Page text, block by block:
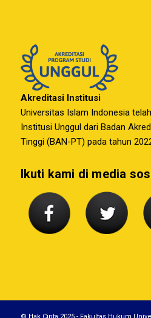
Akreditasi Institusi
Universitas Islam Indonesia
Institusi Unggul dari Badan
Tinggi (BAN-PT) pada tahun
Ikuti kami di media